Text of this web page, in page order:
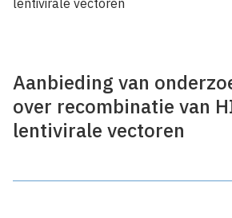
lentivirale vectoren
Aanbieding van
over recombinatie van
lentivirale vectoren